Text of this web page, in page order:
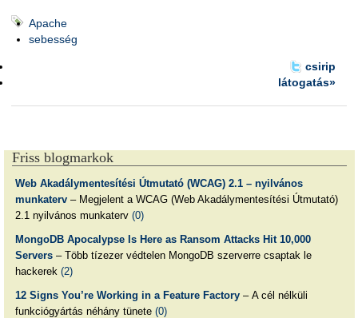
Apache
sebesség
csirip
látogatás»
Friss blogmarkok
Web Akadálymentesítési Útmutató (WCAG) 2.1 – nyilvános
munkaterv– Megjelent a WCAG (Web Akadálymentesítési Útmutató)
2.1 nyilvános munkaterv (0)
MongoDB Apocalypse Is Here as Ransom Attacks Hit 10,000
Servers– Több tízezer védtelen MongoDB szerverre csaptak le
hackerek (2)
12 Signs You’re Working in a Feature Factory– A cél nélküli
funkciógyártás néhány tünete (0)